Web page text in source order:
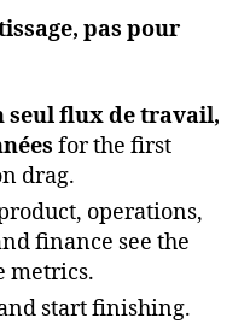
pas pour
seul flux de travail,
for the first
drag.
operations,
finance see the
metrics.
start finishing.